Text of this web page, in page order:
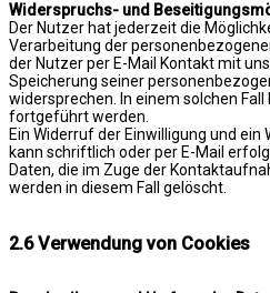
Widerspruchs- und
Der Nutzer hat jederzeit die
Verarbeitung der
der Nutzer per E-Mail Kontakt mit
Speicherung seiner
widersprechen. In einem solchen
fortgeführt werden.
Ein Widerruf der Einwilligung und ein
kann schriftlich oder per E-Mail
Daten, die im Zuge der
werden in diesem Fall gelöscht.
2.6 Verwendung von Cookies